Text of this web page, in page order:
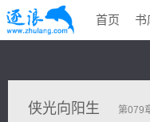
首页 书
侠光向阳生 第079